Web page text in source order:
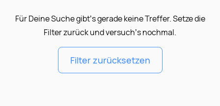
Für Deine Suche gibt’s gerade keine Treffer. Setze die
Filter zurück und versuch’s nochmal.
Filter zurücksetzen